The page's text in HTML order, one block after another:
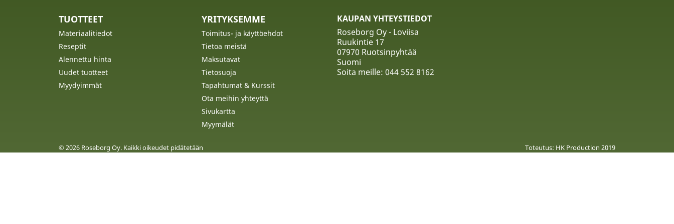
TUOTTEET
Materiaalitiedot
Reseptit
Alennettu hinta
Uudet tuotteet
Myydyimmät
YRITYKSEMME
Toimitus- ja käyttöehdot
Tietoa meistä
Maksutavat
Tietosuoja
Tapahtumat & Kurssit
Ota meihin yhteyttä
Sivukartta
Myymälät
KAUPAN YHTEYSTIEDOT
Roseborg Oy - Loviisa
Ruukintie 17
07970 Ruotsinpyhtää
Suomi
Soita meille: 044 552 8162
© 2026 Roseborg Oy. Kaikki oikeudet pidätetään Toteutus: HK Production 2019